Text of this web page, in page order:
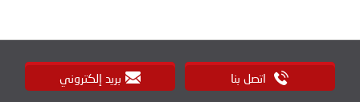
اتصل بنا بريد إلكتروني